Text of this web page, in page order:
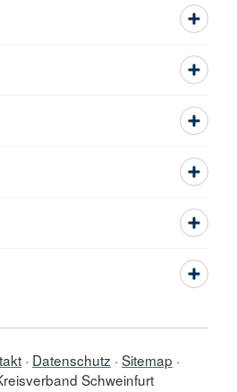
Datenschutz Sitemap
Schweinfurt